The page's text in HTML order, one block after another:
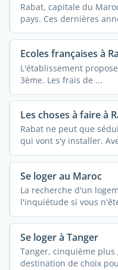
Rabat, capitale du
pays. Ces dernières
Ecoles françaises à
L'établissement
3ème. Les frais de ...
Les choses à faire à
Rabat ne peut que
qui vont s'y installer.
Se loger au Maroc
La recherche d'un
l'inquiétude si vous
Se loger à Tanger
Tanger, cinquième
destination de choix